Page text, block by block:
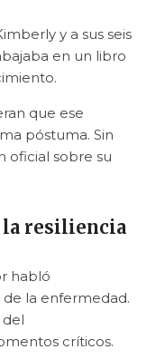
y a sus seis
en un libro
que ese
póstuma. Sin
oficial sobre su
la resiliencia
habló
la enfermedad.
críticos.